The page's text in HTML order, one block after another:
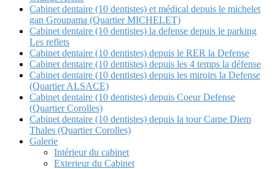
Cabinet dentaire (10 dentistes) et médical depuis le michelet
gan Groupama (Quartier MICHELET)
Cabinet dentaire (10 dentistes) la defense depuis le parking
Les reflets
Cabinet dentaire (10 dentistes) depuis le RER la Defense
Cabinet dentaire (10 dentistes) depuis les 4 temps la défense
Cabinet dentaire (10 dentistes) depuis les miroirs la Defense
(Quartier ALSACE)
Cabinet dentaire (10 dentistes) depuis Coeur Defense
(Quartier Corolles)
Cabinet dentaire (10 dentistes) depuis la tour Carpe Diem
Thales (Quartier Corolles)
Galerie
Intérieur du cabinet
Exterieur du Cabinet